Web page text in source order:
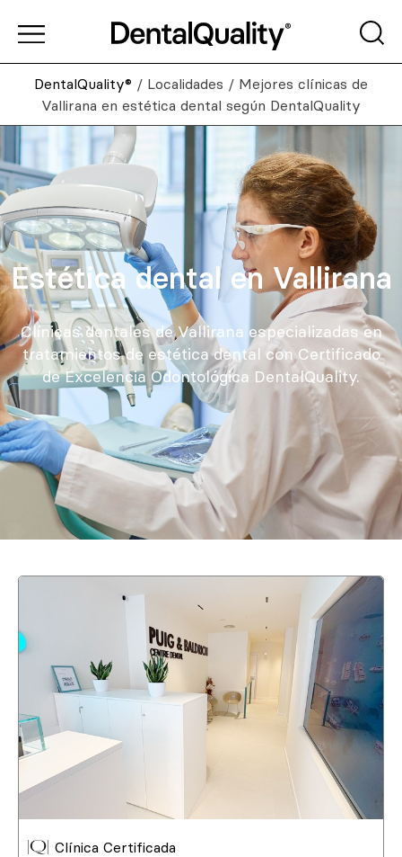
DentalQuality® / Localidades / Mejores clínicas de
Vallirana en estética dental según DentalQuality
Estética dental en Vallirana
Clínicas dentales de Vallirana especializadas en
tratamientos de estética dental con Certificado
de Excelencia Odontológica DentalQuality.
Clínica Certificada